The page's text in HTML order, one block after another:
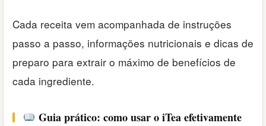
Cada receita vem acompanhada de instruções
passo a passo, informações nutricionais e dicas de
preparo para extrair o máximo de benefícios de
cada ingrediente.
Guia prático: como usar o iTea efetivamente